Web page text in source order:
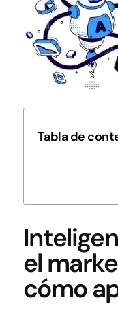
Tabla de
el
cómo